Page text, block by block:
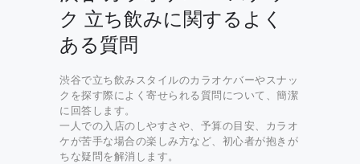
ク 立ち飲みに関するよく
ある質問
渋谷で立ち飲みスタイルのカラオケバーやスナッ
クを探す際によく寄せられる質問について、簡潔
に回答します。
一人での入店のしやすさや、予算の目安、カラオ
ケが苦手な場合の楽しみ方など、初心者が抱きが
ちな疑問を解消します。